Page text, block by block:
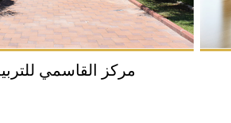
مركز القاسمي